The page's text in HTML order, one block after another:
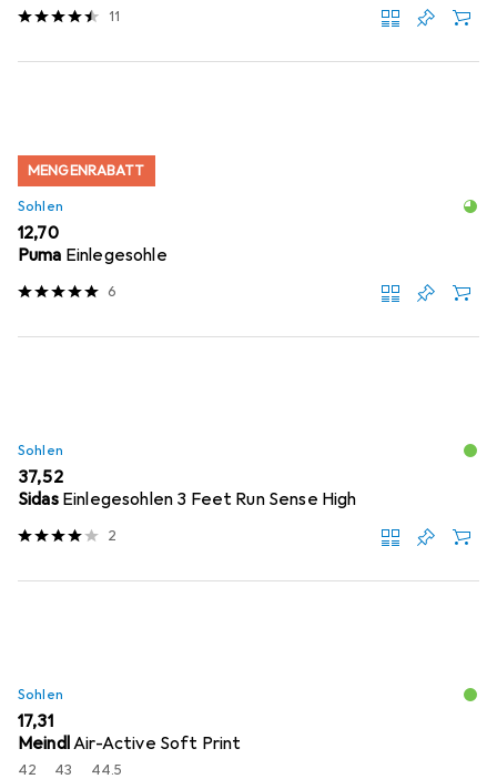
11
MENGENRABATT
Sohlen
EUR
12,70
Puma Einlegesohle
6
Sohlen
EUR
37,52
Sidas Einlegesohlen 3 Feet Run Sense High
2
Sohlen
EUR
17,31
MeindlAir-Active Soft Print
42 43 44.5